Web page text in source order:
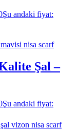
Şu andaki fiyat:
Şal –
Şu andaki fiyat: